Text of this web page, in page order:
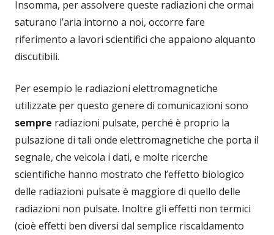
Insomma, per assolvere queste radiazioni che ormai
saturano l’aria intorno a noi, occorre fare
riferimento a lavori scientifici che appaiono alquanto
discutibili.
Per esempio le radiazioni elettromagnetiche
utilizzate per questo genere di comunicazioni sono
sempre radiazioni pulsate, perché è proprio la
pulsazione di tali onde elettromagnetiche che porta il
segnale, che veicola i dati, e molte ricerche
scientifiche hanno mostrato che l’effetto biologico
delle radiazioni pulsate è maggiore di quello delle
radiazioni non pulsate. Inoltre gli effetti non termici
(cioè effetti ben diversi dal semplice riscaldamento